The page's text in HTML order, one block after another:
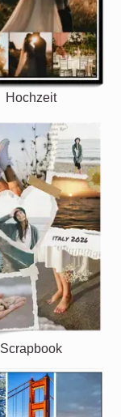
Hochzeit
Scrapbook